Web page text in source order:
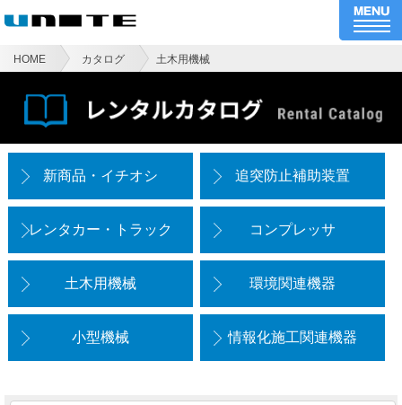
HOME カタログ 土木用機械
新商品・イチオシ 追突防止補助装置
レンタカー・トラック コンプレッサ
土木用機械 環境関連機器
小型機械 情報化施工関連機器